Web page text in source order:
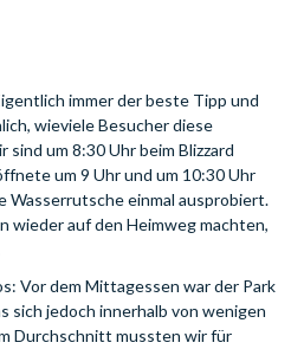
immer der beste Tipp und
wieviele Besucher diese
sind um 8:30 Uhr beim Blizzard
um 9 Uhr und um 10:30 Uhr
Wasserrutsche einmal ausprobiert.
wieder auf den Heimweg machten,
Vor dem Mittagessen war der Park
sich jedoch innerhalb von wenigen
Durchschnitt mussten wir für